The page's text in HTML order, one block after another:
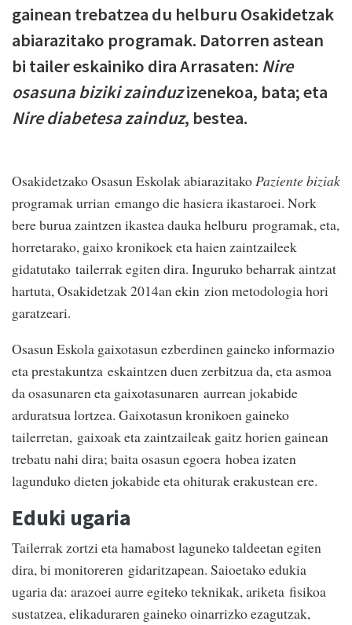
gainean trebatzea du helburu Osakidetzak
abiarazitako programak. Datorren astean
bi tailer eskainiko dira Arrasaten: Nire
osasuna biziki zainduzizenekoa, bata; eta
Nire diabetesa zainduz, bestea.
Osakidetzako Osasun Eskolak abiarazitakoPaziente biziak
programak urrian emango die hasiera ikastaroei. Nork
bere burua zaintzen ikastea dauka helburu programak, eta,
horretarako, gaixo kronikoek eta haien zaintzaileek
gidatutako tailerrak egiten dira. Inguruko beharrak aintzat
hartuta, Osakidetzak 2014an ekin zion metodologia hori
garatzeari.
Osasun Eskola gaixotasun ezberdinen gaineko informazio
eta prestakuntza eskaintzen duen zerbitzua da, eta asmoa
da osasunaren eta gaixotasunaren aurrean jokabide
arduratsua lortzea. Gaixotasun kronikoen gaineko
tailerretan, gaixoak eta zaintzaileak gaitz horien gainean
trebatu nahi dira; baita osasun egoera hobea izaten
lagunduko dieten jokabide eta ohiturak erakustean ere.
Eduki ugaria
Tailerrak zortzi eta hamabost laguneko taldeetan egiten
dira, bi monitoreren gidaritzapean. Saioetako edukia
ugaria da: arazoei aurre egiteko teknikak, ariketa fisikoa
sustatzea, elikaduraren gaineko oinarrizko ezagutzak,